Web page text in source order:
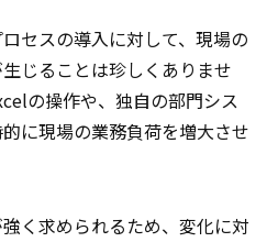
セスの導入に対して、現場の
じることは珍しくありませ
の操作や、独自の部門シス
に現場の業務負荷を増大させ
く求められるため、変化に対